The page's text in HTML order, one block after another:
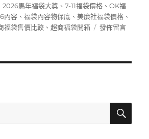
籤
2026馬年福袋大獎 、7-11福袋價格 、OK福
內容 、福袋內容物保底 、美廉社福袋價格 、
福袋售價比較 、超商福袋開箱
在
袋
攻
發佈留言
搜